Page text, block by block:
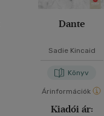
Dante
Sadie Kincaid
Könyv
Árinformációk
Kiadói ár: